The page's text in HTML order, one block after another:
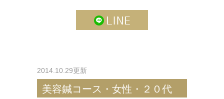
2014.10.29更新
美容鍼コース・女性・２０代